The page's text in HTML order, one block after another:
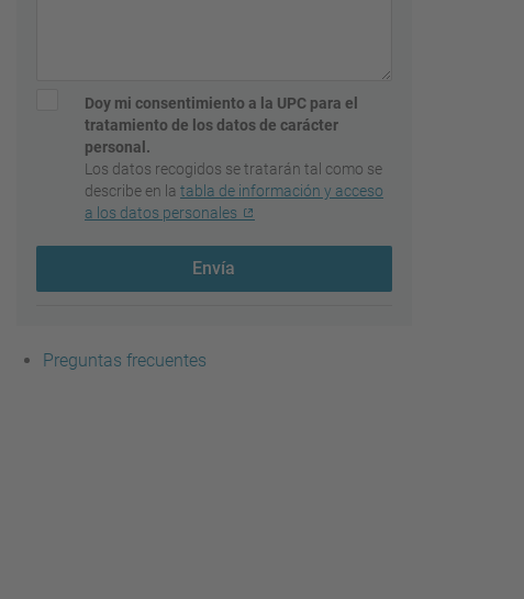
Doy mi consentimiento a la UPC para el
tratamiento de los datos de carácter
personal.
Los datos recogidos se tratarán tal como se
describe en la tabla de información y acceso
a los datos personales
Envía
Preguntas frecuentes